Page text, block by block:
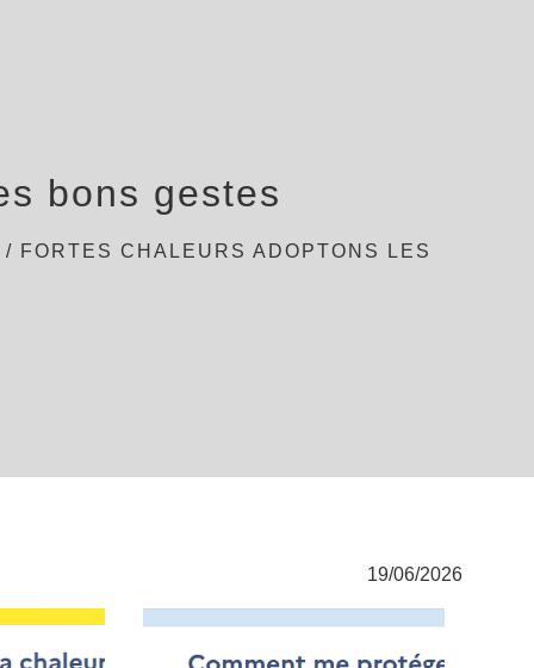
bons gestes
FORTES CHALEURS ADOPTONS LES
19/06/2026